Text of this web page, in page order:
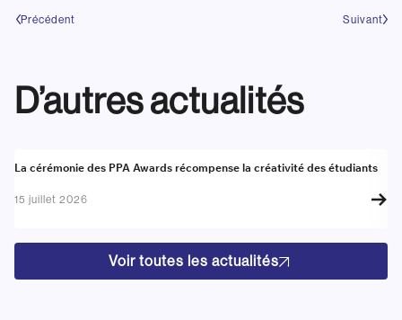
Précédent Suivant
D’autres actualités
Actualité
La cérémonie des PPA Awards récompense la créativité des étudiants
15 juillet 2026
Voir toutes les actualités